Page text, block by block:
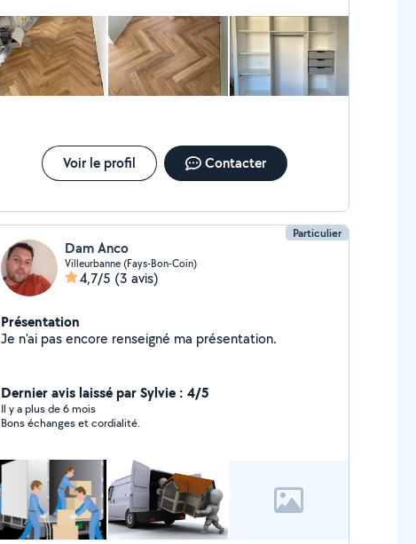
Voir le profil Contacter
Particulier
Dam Anco
Villeurbanne (Fays-Bon-Coin)
4,7/5 (3 avis)
Présentation
Je n'ai pas encore renseigné ma présentation.
Dernier avis laissé par Sylvie : 4/5
Il y a plus de 6 mois
Bons échanges et cordialité.